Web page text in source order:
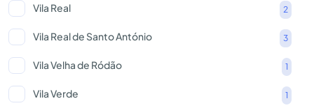
Vila Real 2
Vila Real de Santo António 3
Vila Velha de Ródão 1
Vila Verde 1